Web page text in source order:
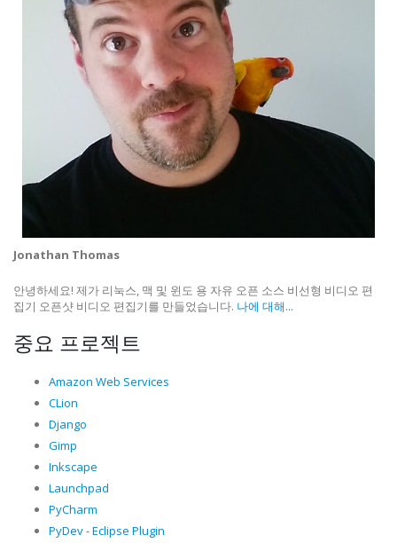
Jonathan Thomas
안녕하세요! 제가 리눅스, 맥 및 윈도 용 자유 오픈 소스 비선형 비디오 편
집기 오픈샷 비디오 편집기를 만들었습니다. 나에 대해...
중요 프로젝트
Amazon Web Services
CLion
Django
Gimp
Inkscape
Launchpad
PyCharm
PyDev - Eclipse Plugin